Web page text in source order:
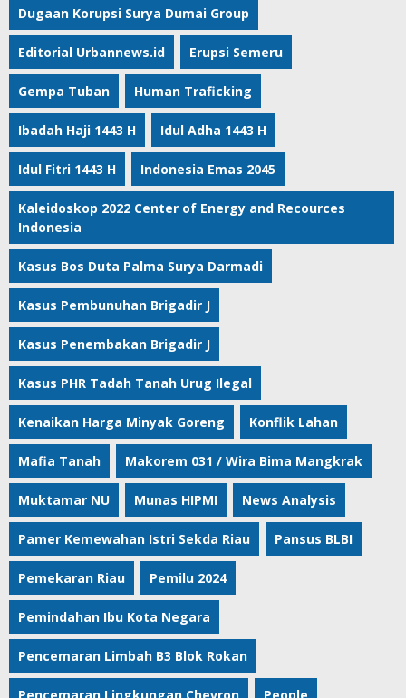
Dugaan Korupsi Surya Dumai Group
Editorial Urbannews.id Erupsi Semeru
Gempa Tuban Human Traficking
Ibadah Haji 1443 H Idul Adha 1443 H
Idul Fitri 1443 H Indonesia Emas 2045
Kaleidoskop 2022 Center of Energy and Recources
Indonesia
Kasus Bos Duta Palma Surya Darmadi
Kasus Pembunuhan Brigadir J
Kasus Penembakan Brigadir J
Kasus PHR Tadah Tanah Urug Ilegal
Kenaikan Harga Minyak Goreng Konflik Lahan
Mafia Tanah Makorem 031 / Wira Bima Mangkrak
Muktamar NU Munas HIPMI News Analysis
Pamer Kemewahan Istri Sekda Riau Pansus BLBI
Pemekaran Riau Pemilu 2024
Pemindahan Ibu Kota Negara
Pencemaran Limbah B3 Blok Rokan